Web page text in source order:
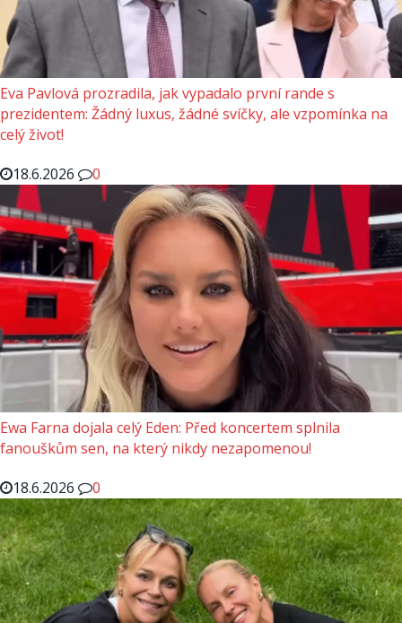
Eva Pavlová prozradila, jak vypadalo první rande s
prezidentem: Žádný luxus, žádné svíčky, ale vzpomínka na
celý život!
18.6.2026
0
Ewa Farna dojala celý Eden: Před koncertem splnila
fanouškům sen, na který nikdy nezapomenou!
18.6.2026
0